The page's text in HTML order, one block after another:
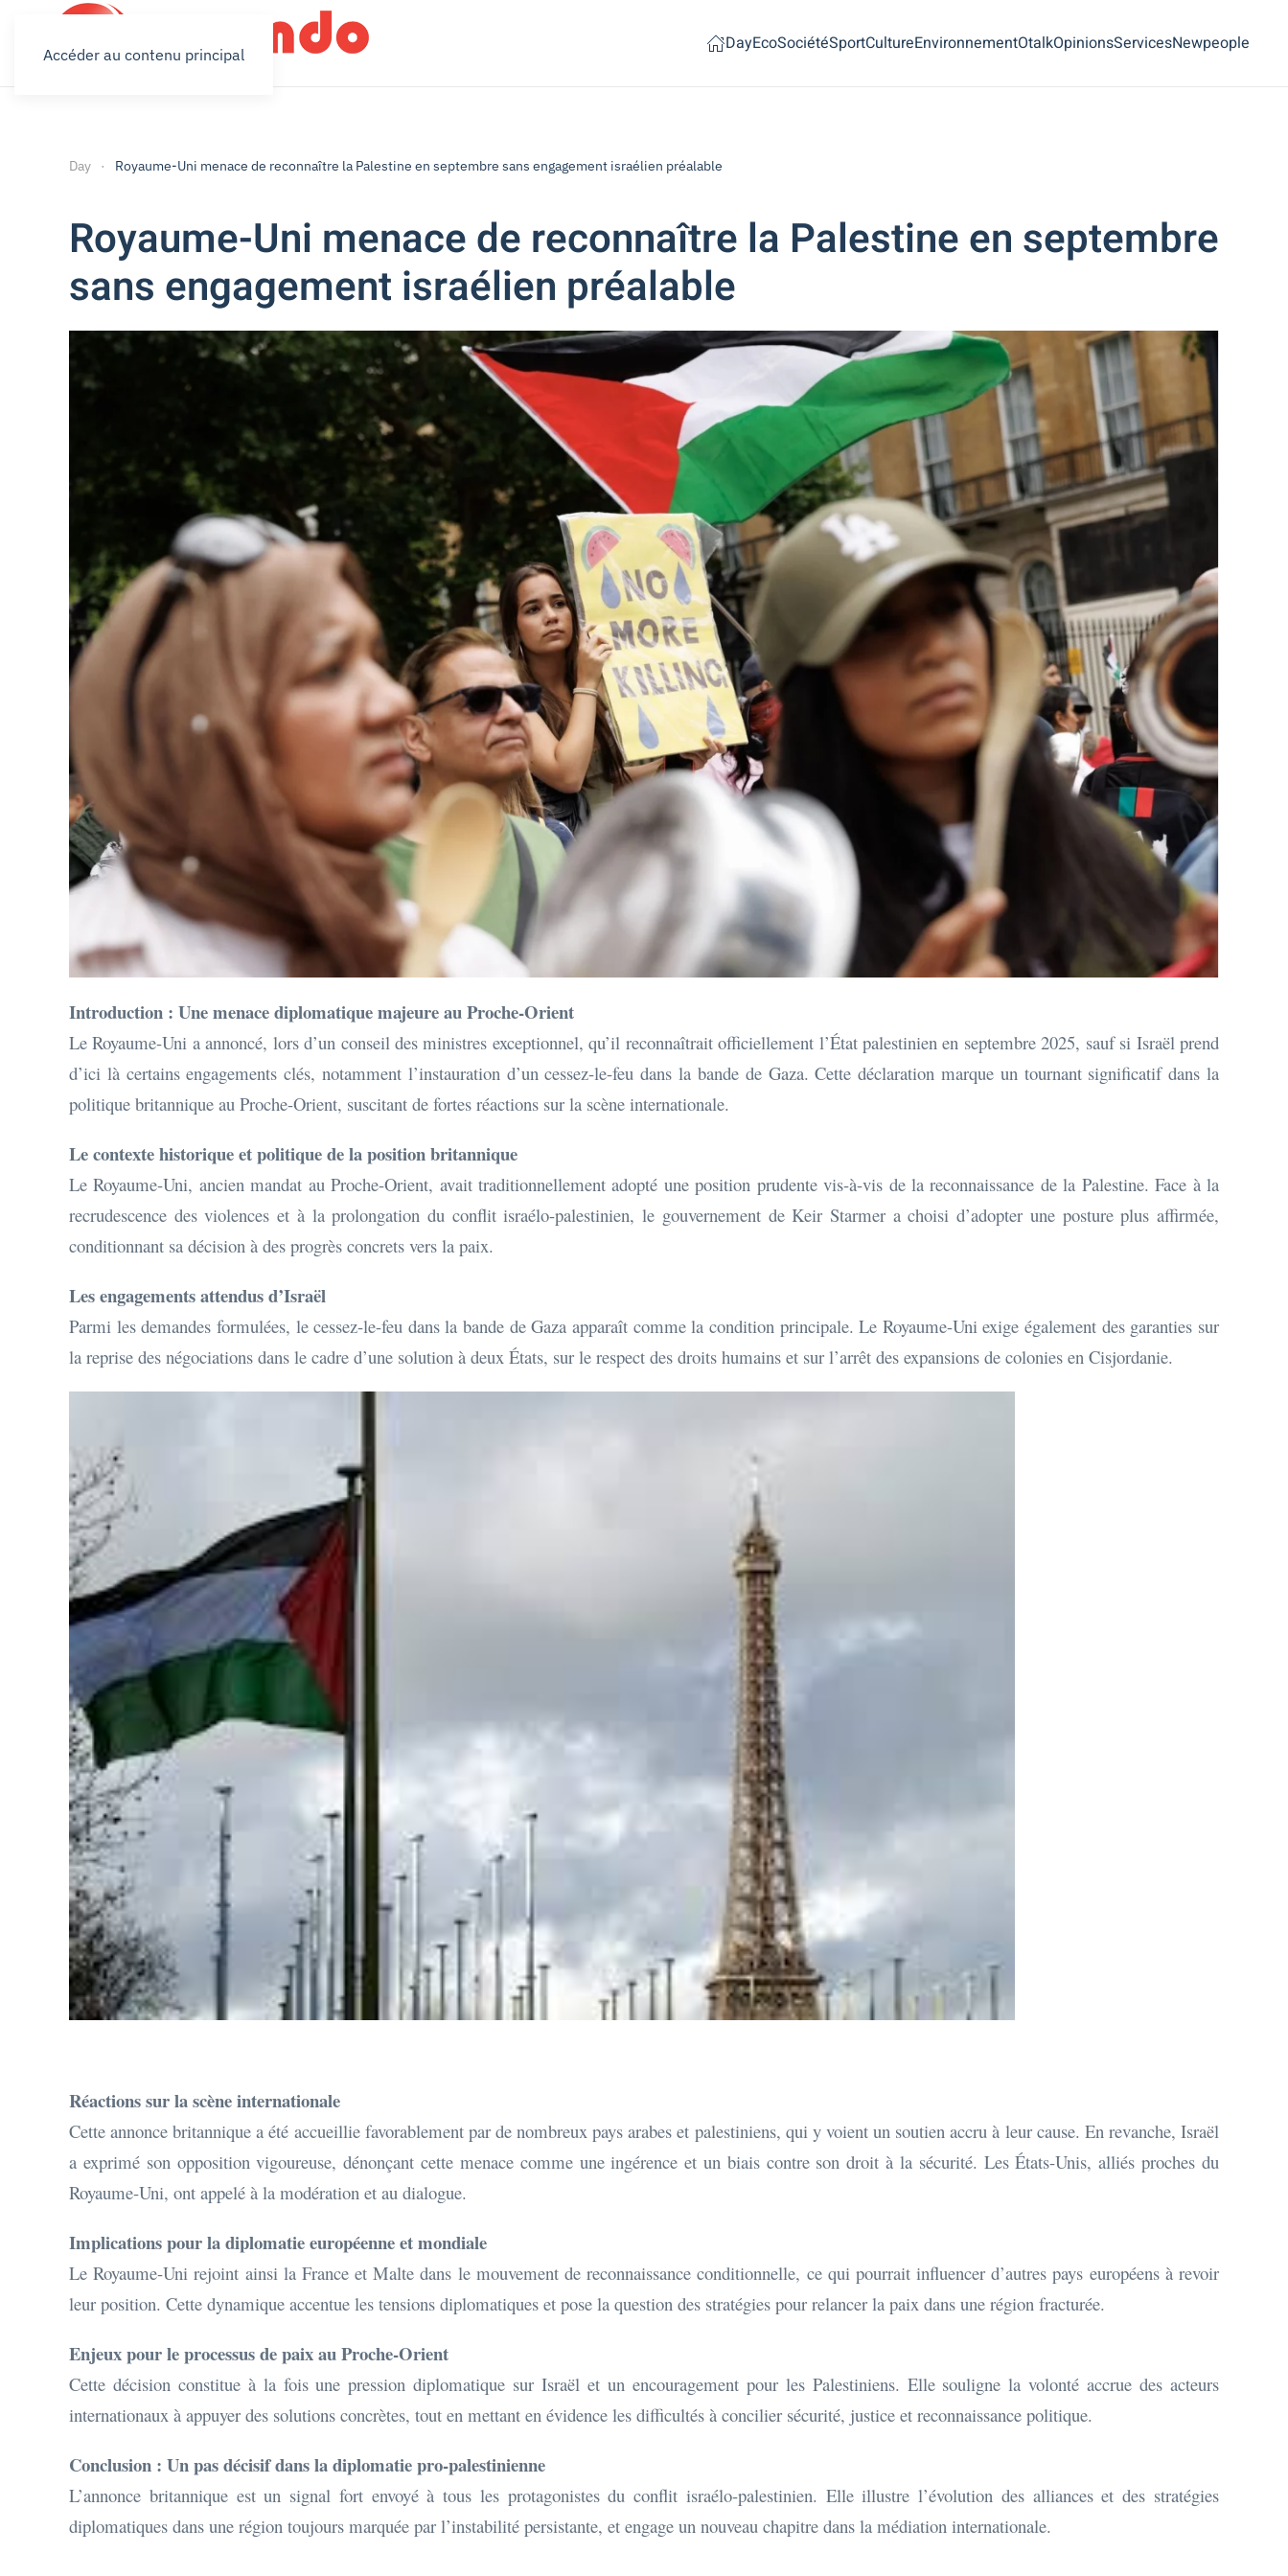
Accéder au contenu principal DayEcoSociétéSportCultureEnvironnementOtalkOpinionsServicesNewpeople
Day Royaume-Uni menace de reconnaître la Palestine en septembre sans engagement israélien préalable
Royaume-Uni menace de reconnaître la Palestine en septembre
sans engagement israélien préalable
Introduction : Une menace diplomatique majeure au Proche-Orient
Le Royaume-Uni a annoncé, lors d’un conseil des ministres exceptionnel, qu’il reconnaîtrait officiellement l’État palestinien en septembre 2025, sauf si Israël prend
d’ici là certains engagements clés, notamment l’instauration d’un cessez-le-feu dans la bande de Gaza. Cette déclaration marque un tournant significatif dans la
politique britannique au Proche-Orient, suscitant de fortes réactions sur la scène internationale.
Le contexte historique et politique de la position britannique
Le Royaume-Uni, ancien mandat au Proche-Orient, avait traditionnellement adopté une position prudente vis-à-vis de la reconnaissance de la Palestine. Face à la
recrudescence des violences et à la prolongation du conflit israélo-palestinien, le gouvernement de Keir Starmer a choisi d’adopter une posture plus affirmée,
conditionnant sa décision à des progrès concrets vers la paix.
Les engagements attendus d’Israël
Parmi les demandes formulées, le cessez-le-feu dans la bande de Gaza apparaît comme la condition principale. Le Royaume-Uni exige également des garanties sur
la reprise des négociations dans le cadre d’une solution à deux États, sur le respect des droits humains et sur l’arrêt des expansions de colonies en Cisjordanie.
Réactions sur la scène internationale
Cette annonce britannique a été accueillie favorablement par de nombreux pays arabes et palestiniens, qui y voient un soutien accru à leur cause. En revanche, Israël
a exprimé son opposition vigoureuse, dénonçant cette menace comme une ingérence et un biais contre son droit à la sécurité. Les États-Unis, alliés proches du
Royaume-Uni, ont appelé à la modération et au dialogue.
Implications pour la diplomatie européenne et mondiale
Le Royaume-Uni rejoint ainsi la France et Malte dans le mouvement de reconnaissance conditionnelle, ce qui pourrait influencer d’autres pays européens à revoir
leur position. Cette dynamique accentue les tensions diplomatiques et pose la question des stratégies pour relancer la paix dans une région fracturée.
Enjeux pour le processus de paix au Proche-Orient
Cette décision constitue à la fois une pression diplomatique sur Israël et un encouragement pour les Palestiniens. Elle souligne la volonté accrue des acteurs
internationaux à appuyer des solutions concrètes, tout en mettant en évidence les difficultés à concilier sécurité, justice et reconnaissance politique.
Conclusion : Un pas décisif dans la diplomatie pro-palestinienne
L’annonce britannique est un signal fort envoyé à tous les protagonistes du conflit israélo-palestinien. Elle illustre l’évolution des alliances et des stratégies
diplomatiques dans une région toujours marquée par l’instabilité persistante, et engage un nouveau chapitre dans la médiation internationale.